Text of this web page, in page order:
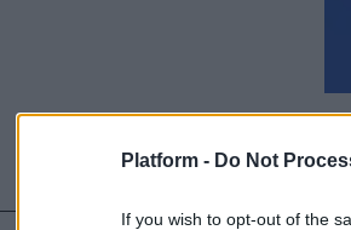
Platform - Do Not
If you wish to opt-out of the